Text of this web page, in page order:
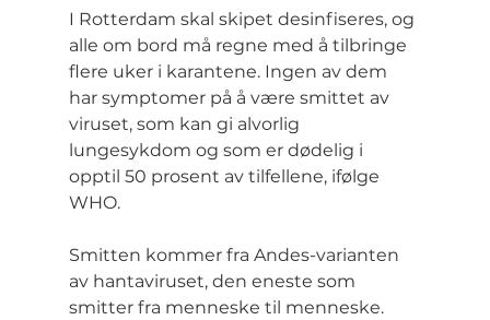
I Rotterdam skal skipet desinfiseres, og
alle om bord må regne med å tilbringe
flere uker i karantene. Ingen av dem
har symptomer på å være smittet av
viruset, som kan gi alvorlig
lungesykdom og som er dødelig i
opptil 50 prosent av tilfellene, ifølge
WHO.
Smitten kommer fra Andes-varianten
av hantaviruset, den eneste som
smitter fra menneske til menneske.